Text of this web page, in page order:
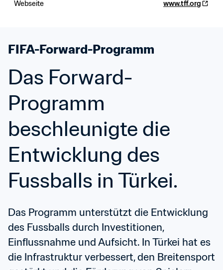
Webseite
www.tff.org
FIFA-Forward-Programm
Das Forward-
Programm
beschleunigte die
Entwicklung des
Fussballs in Türkei.
Das Programm unterstützt die Entwicklung
des Fussballs durch Investitionen,
Einflussnahme und Aufsicht. In Türkei hat es
die Infrastruktur verbessert, den Breitensport